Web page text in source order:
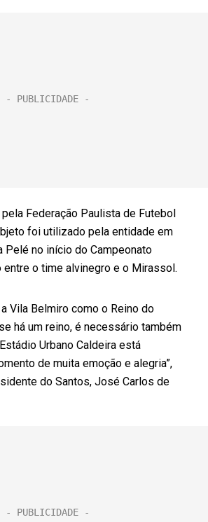
Federação Paulista de Futebol
foi utilizado pela entidade em
Pelé no início do Campeonato
entre o time alvinegro e o Mirassol.
Vila Belmiro como o Reino do
há um reino, é necessário também
Urbano Caldeira está
de muita emoção e alegria”,
do Santos, José Carlos de